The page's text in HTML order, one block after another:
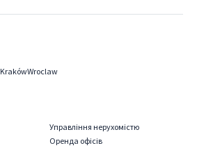
KrakówWroclaw
Управління нерухомістю
Оренда офісів